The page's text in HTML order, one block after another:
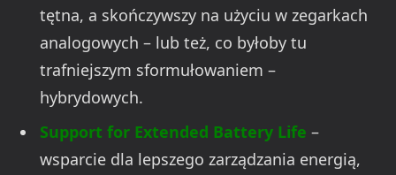
tętna, a skończywszy na użyciu w zegarkach
analogowych – lub też, co byłoby tu
trafniejszym sformułowaniem –
hybrydowych.
Support for Extended Battery Life –
wsparcie dla lepszego zarządzania energią,